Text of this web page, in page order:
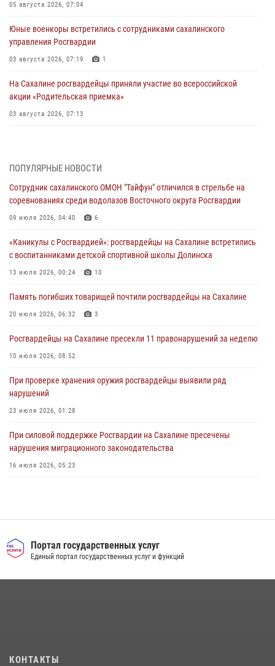
05 августа 2026, 07:04
Юные военкоры встретились с сотрудниками сахалинского
управления Росгвардии
03 августа 2026, 07:19 1
На Сахалине росгвардейцы приняли участие во всероссийской
акции «Родительская приемка»
03 августа 2026, 07:13
31 июля 2026, 06:56
Сахалинские росгвардейцы стали лучшими на чемпионате
31 июля 2026, 03:59 1
В Управлении Росгвардии по Сахалинской области прошли учебно-
пунктов
30 июля 2026, 07:18
ПОПУЛЯРНЫЕ НОВОСТИ
Сотрудник сахалинского ОМОН "Тайфун" отличился в стрельбе на
соревнованиях среди водолазов Восточного округа Росгвардии
09 июля 2026, 04:40 6
«Каникулы с Росгвардией»: росгвардейцы на Сахалине встретились
с воспитанниками детской спортивной школы Долинска
13 июля 2026, 00:24 10
Память погибших товарищей почтили росгвардейцы на Сахалине
20 июля 2026, 06:32 3
Росгвардейцы на Сахалине пресекли 11 правонарушений за неделю
10 июля 2026, 08:52
При проверке хранения оружия росгвардейцы выявили ряд
нарушений
23 июля 2026, 01:28
При силовой поддержке Росгвардии на Сахалине пресечены
нарушения миграционного законодательства
16 июля 2026, 05:23
оружия и 63 патрона
08 июля 2026, 06:41
Портал государственных услуг
Единый портал государственных услуг и функций
КОНТАКТЫ